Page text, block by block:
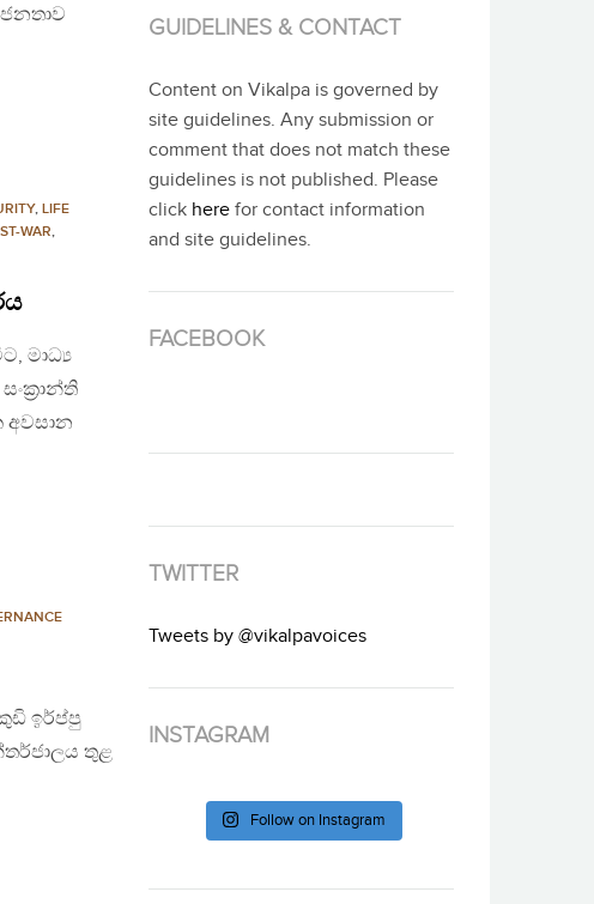
, LIFE
WAR,
මාධ්‍ය
අවසාන
ඉර්ප්පු
තුළ
GUIDELINES & CONTACT
Content on Vikalpa is governed by
site guidelines. Any submission or
comment that does not match these
guidelines is not published. Please
click here for contact information
and site guidelines.
FACEBOOK
TWITTER
Tweets by @vikalpavoices
INSTAGRAM
Follow on Instagram